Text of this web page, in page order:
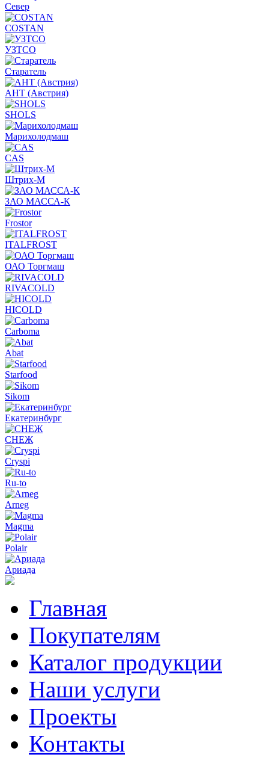
Север
COSTAN
УЗТСО
Старатель
АНТ (Австрия)
SHOLS
Марихолодмаш
CAS
Штрих-М
ЗАО МАССА-К
Frostor
ITALFROST
ОАО Торгмаш
RIVACOLD
HICOLD
Carboma
Abat
Starfood
Sikom
Екатеринбург
СНЕЖ
Cryspi
Ru-to
Arneg
Magma
Polair
Ариада
Главная
Покупателям
Каталог продукции
Наши услуги
Проекты
Контакты